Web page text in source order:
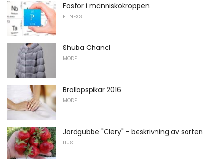
Fosfor i människokroppen
FITNESS
Shuba Chanel
MODE
Bröllopspikar 2016
MODE
Jordgubbe "Clery" - beskrivning av sorten
HUS